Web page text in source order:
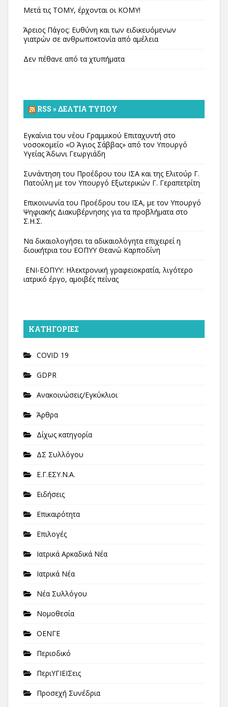
Μετά τις ΤΟΜΥ, έρχονται οι ΚΟΜΥ!
Άρειος Πάγος: Ευθύνη και των ειδικευόμενων
γιατρών σε ανθρωποκτονία από αμέλεια
Δεν πέθανε από τα χτυπήματα
RSS » ΔΕΛΤΊΑ ΤΎΠΟΥ
Εγκαίνια του νέου Γραμμικού Επιταχυντή στο
νοσοκομείο «Ο Άγιος Σάββας» από τον Υπουργό
Υγείας Άδωνι Γεωργιάδη
Συνάντηση του Προέδρου του ΙΣΑ και της Ελιτούρ Γ.
Πατούλη με τον Υπουργό Εξωτερικών Γ. Γεραπετρίτη
Επικοινωνία του Προέδρου του ΙΣΑ, με τον Υπουργό
Ψηφιακής Διακυβέρνησης για τα προβλήματα στο
Σ.Η.Σ.
Να δικαιολογήσει τα αδικαιολόγητα επιχειρεί η
διοικήτρια του ΕΟΠΥΥ Θεανώ Καρποδίνη
ΕΝΙ-ΕΟΠΥΥ: Ηλεκτρονική γραφειοκρατία, λιγότερο
ιατρικό έργο, αμοιβές πείνας
KΑΤΗΓΟΡΊΕΣ
COVID 19
GDPR
Ανακοινώσεις/Εγκύκλιοι
Άρθρα
Δίχως κατηγορία
ΔΣ Συλλόγου
Ε.Γ.ΕΣΥ.Ν.Α.
Ειδήσεις
Επικαιρότητα
Επιλογές
Ιατρικά Αρκαδικά Νέα
Ιατρικά Νέα
Νέα Συλλόγου
Νομοθεσία
ΟΕΝΓΕ
Περιοδικό
ΠεριΥΓΙΕΙΣεις
Προσεχή Συνέδρια